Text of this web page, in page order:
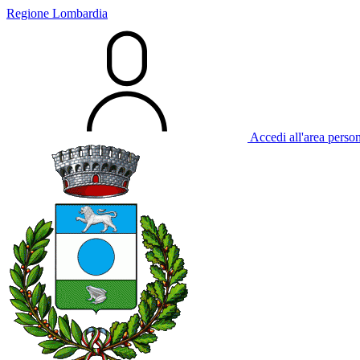
Regione Lombardia
Accedi all'area